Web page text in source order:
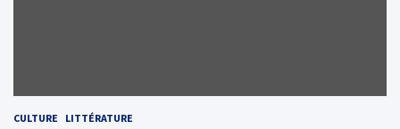
CULTURE LITTÉRATURE